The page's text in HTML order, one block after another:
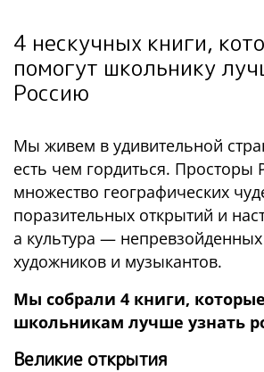
4 нескучных книги,
помогут школьнику
Россию
Мы живем в удивительной
есть чем гордиться. Просторы
множество географических
поразительных открытий и
а культура — непревзойденных
художников и музыкантов.
Мы собрали 4 книги,
школьникам лучше узнать
Великие открытия